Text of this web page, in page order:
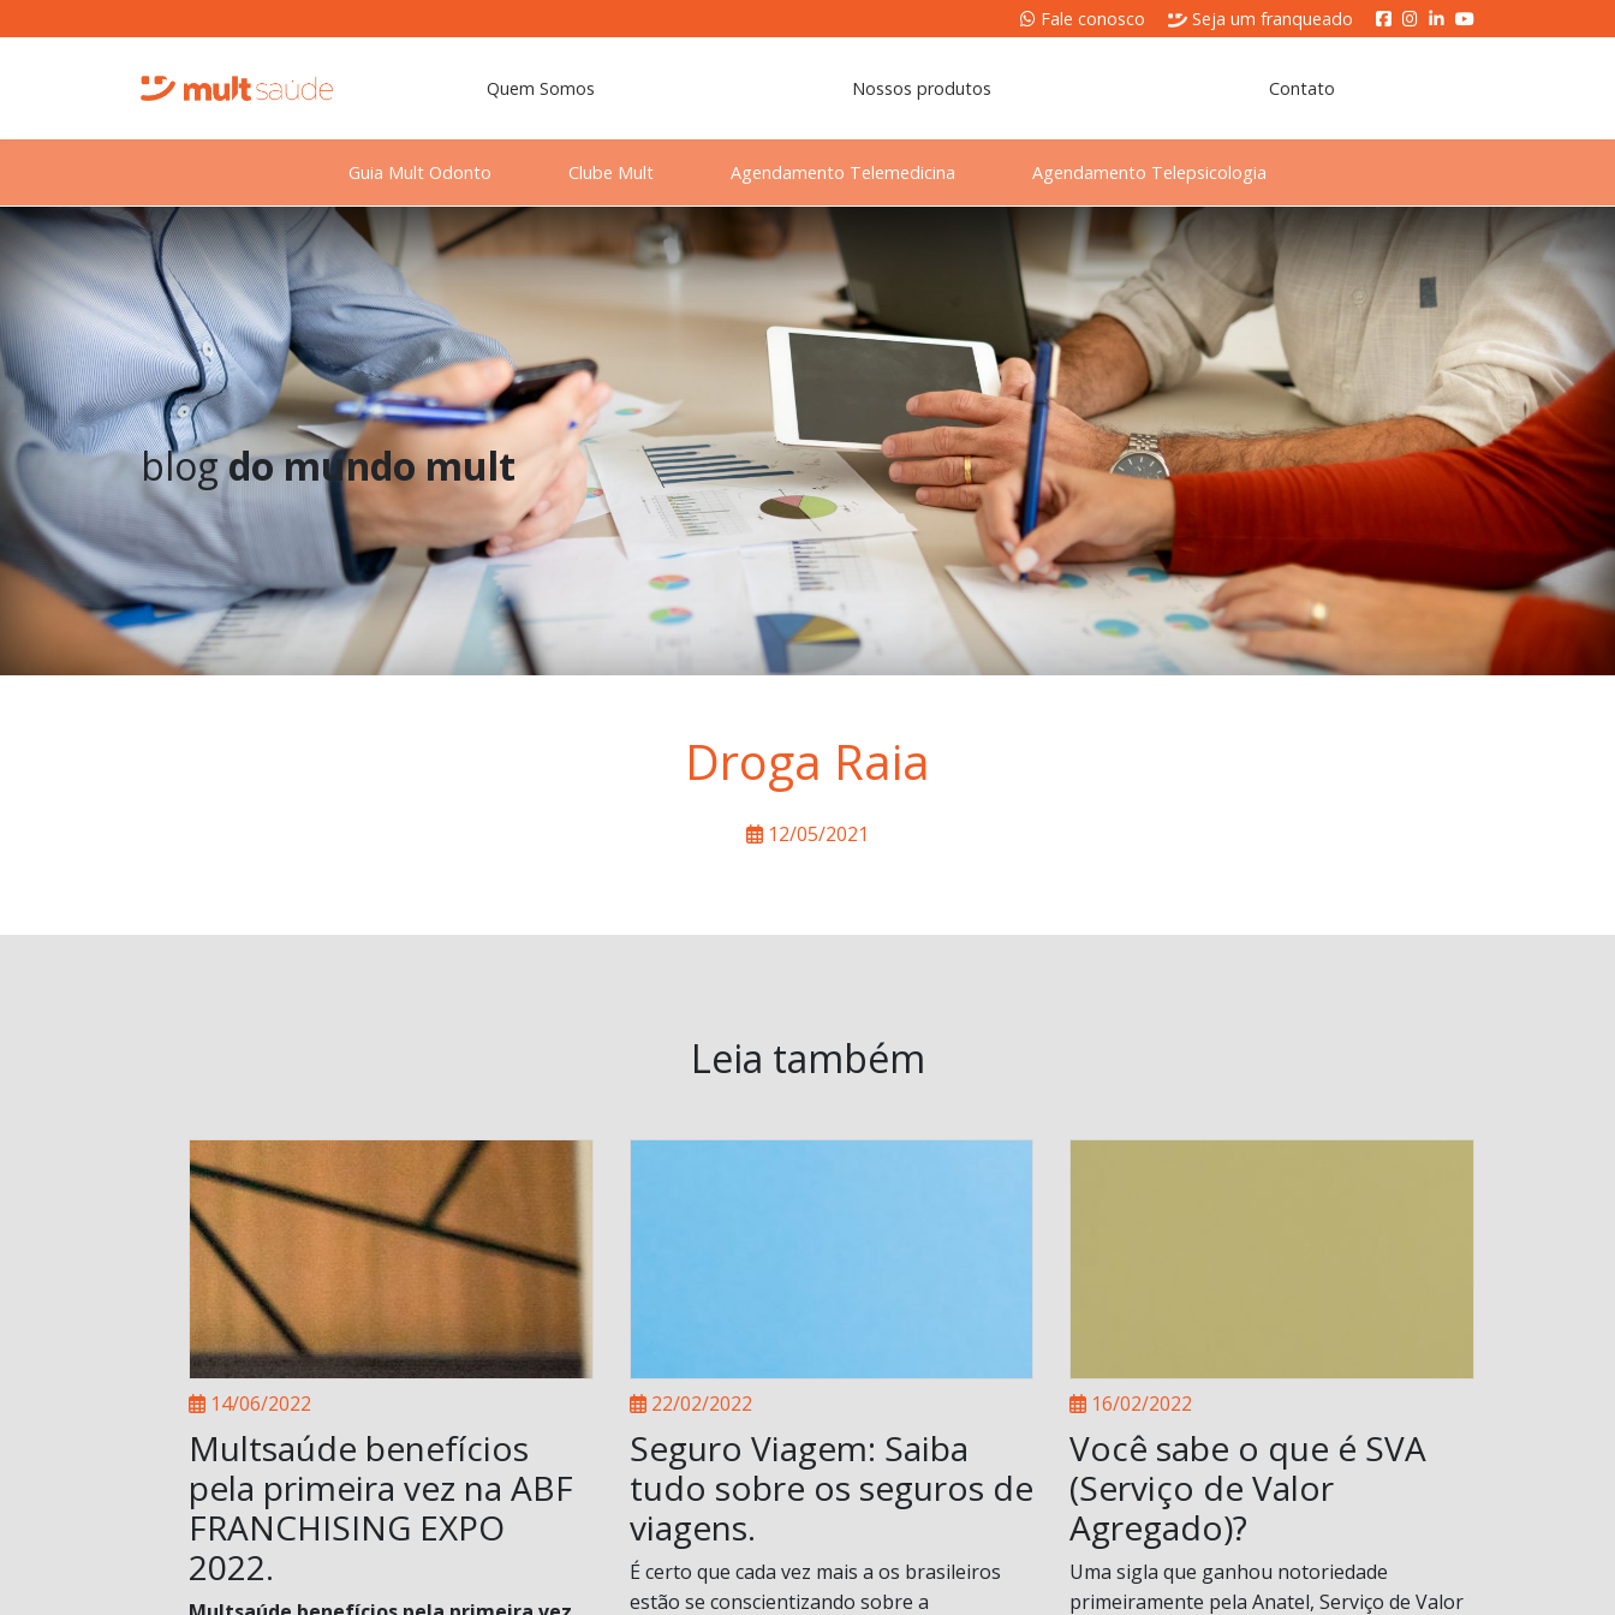
Fale conosco Seja um franqueado
Quem Somos Nossos produtos Contato
Guia Mult Odonto Clube Mult Agendamento Telemedicina Agendamento Telepsicologia
blogdo mundo mult
Droga Raia
12/05/2021
Leia também
14/06/2022
Multsaúde benefícios
pela primeira vez na ABF
FRANCHISING EXPO
2022.
22/02/2022
Seguro Viagem: Saiba
tudo sobre os seguros de
viagens.
É certo que cada vez mais a os brasileiros
estão se conscientizando sobre a
16/02/2022
Você sabe o que é SVA
(Serviço de Valor
Agregado)?
Uma sigla que ganhou notoriedade
primeiramente pela Anatel, Serviço de Valor